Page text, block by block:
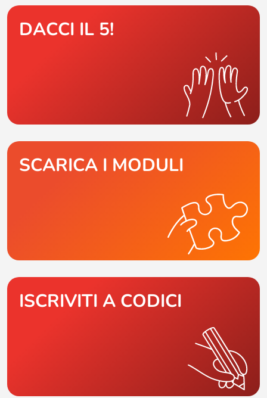
DACCI IL 5!
SCARICA I MODULI
ISCRIVITI A CODICI